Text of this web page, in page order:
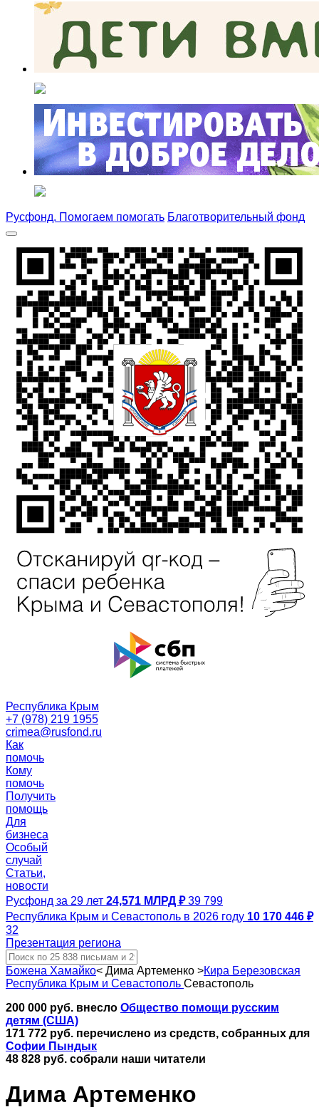
Русфонд. Помогаем помогать Благотворительный фонд
Республика Крым
+7 (978) 219 1955
crimea@rusfond.ru
Как
помочь
Кому
помочь
Получить
помощь
Для
бизнеса
Особый
случай
Статьи,
новости
Русфонд за 29 лет 24,571 МЛРД ₽ 39 799
Республика Крым и Севастополь в 2026 году 10 170 446 ₽
32
Презентация региона
Божена Хамайко< Дима Артеменко >Кира Березовская
Республика Крым и Севастополь Севастополь
200 000 руб. внесло Общество помощи русским
детям (США)
171 772 руб. перечислено из средств, собранных для
Софии Пындык
48 828 руб. собрали наши читатели
Дима Артеменко